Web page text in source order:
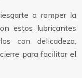
a romper la
estos lubricantes
con delicadeza,
para facilitar el